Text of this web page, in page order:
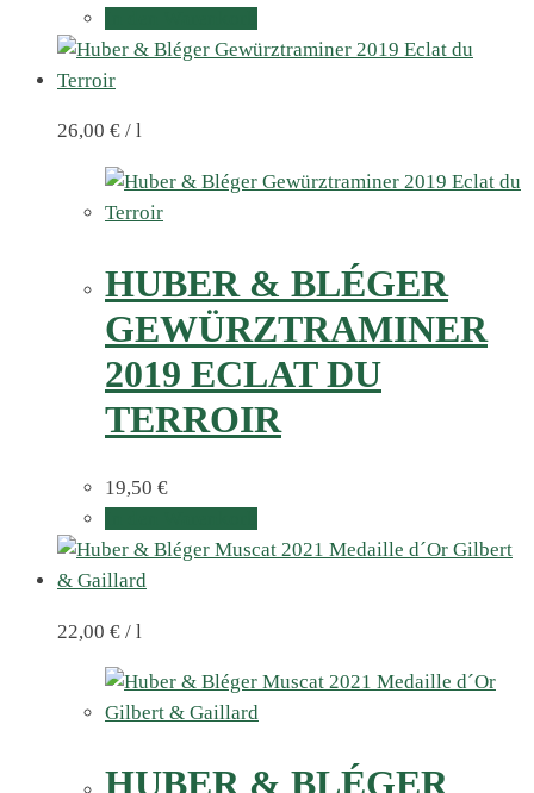
26,00 € / l
HUBER & BLÉGER
GEWÜRZTRAMINER
2019 ECLAT DU
TERROIR
19,50 €
22,00 € / l
HUBER & BLÉGER